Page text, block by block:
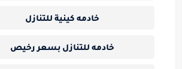
خادمه كينية للتنازل
خادمه للتنازل بسعر رخيص